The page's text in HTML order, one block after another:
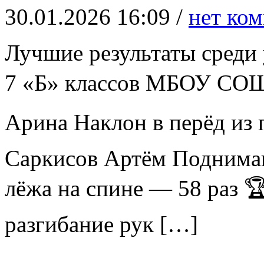
30.01.2026 16:09 / нет
Лучшие результаты
7 «Б» классов МБОУ
Арина Наклон в перёд
Саркисов Артём
лёжа на спине — 58 раз
разгибание рук […]